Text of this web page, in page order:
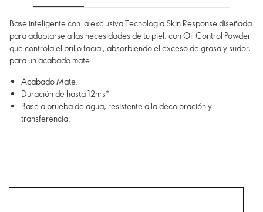
Base inteligente con la exclusiva Tecnología Skin Response diseñada
para adaptarse a las necesidades de tu piel, con Oil Control Powder
que controla el brillo facial, absorbiendo el exceso de grasa y sudor,
para un acabado mate.
Acabado Mate.
Duración de hasta 12hrs*
Base a prueba de agua, resistente a la decoloración y
transferencia.